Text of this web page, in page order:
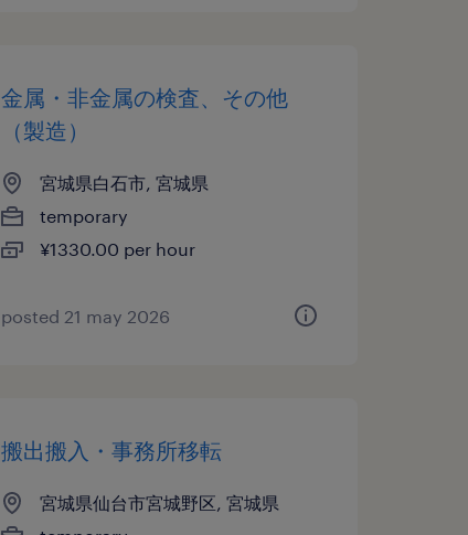
金属・非金属の検査、その他
（製造）
宮城県白石市, 宮城県
temporary
¥1330.00 per hour
posted 21 may 2026
搬出搬入・事務所移転
宮城県仙台市宮城野区, 宮城県